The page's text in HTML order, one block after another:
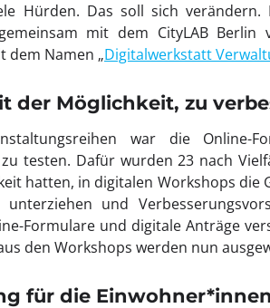
Hürden. Das soll sich verändern.
gemeinsam mit dem CityLAB
dem Namen „Digitalwerkstatt
der Möglichkeit, zu
war die Online-
testen. Dafür wurden 23 nach
hatten, in digitalen Workshops
und
Formulare und digitale Anträge
den Workshops werden nun
für die Einwohner*innen